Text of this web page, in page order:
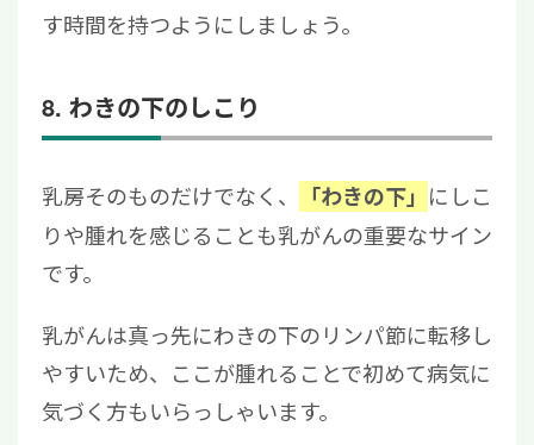
す時間を持つようにしましょう。
8. わきの下のしこり
乳房そのものだけでなく、 「わきの下」 にしこ
りや腫れを感じることも乳がんの重要なサイン
です。
乳がんは真っ先にわきの下のリンパ節に転移し
やすいため、ここが腫れることで初めて病気に
気づく方もいらっしゃいます。